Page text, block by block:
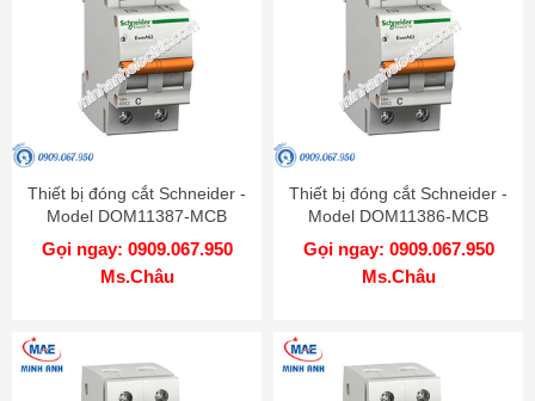
Thiết bị đóng cắt Schneider -
Model DOM11387-MCB
Gọi ngay: 0909.067.950
Ms.Châu
Thiết bị đóng cắt Schneider -
Model DOM11386-MCB
Gọi ngay: 0909.067.950
Ms.Châu